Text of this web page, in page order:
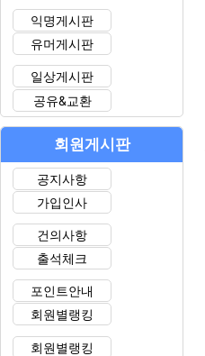
익명게시판
유머게시판
일상게시판
공유&교환
회원게시판
공지사항
가입인사
건의사항
출석체크
포인트안내
회원별랭킹
회원별랭킹